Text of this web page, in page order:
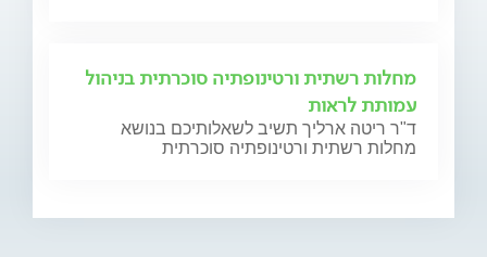
מחלות רשתית ורטינופתיה סוכרתית בניהול
עמותת לראות
ד"ר ריטה ארליך תשיב לשאלותיכם בנושא
מחלות רשתית ורטינופתיה סוכרתית